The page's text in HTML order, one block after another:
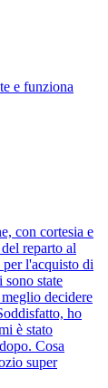
e funziona
con cortesia e
reparto al
l'acquisto di
state
decidere
ho
è stato
Cosa
super